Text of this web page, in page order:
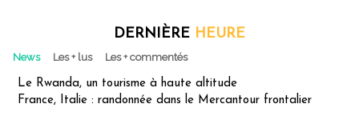
DERNIÈRE HEURE
News Les + lus Les + commentés
Le Rwanda, un tourisme à haute altitude
France, Italie : randonnée dans le Mercantour frontalier